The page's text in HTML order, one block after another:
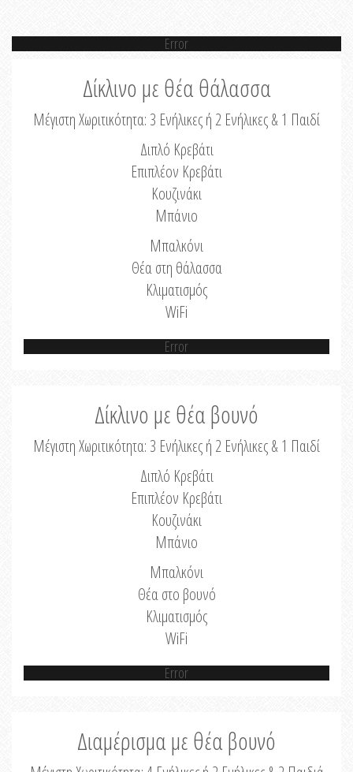
Error
Δίκλινο με θέα θάλασσα
Μέγιστη Χωριτικότητα: 3 Ενήλικες ή 2 Ενήλικες & 1 Παιδί
Διπλό Κρεβάτι
Επιπλέον Κρεβάτι
Κουζινάκι
Μπάνιο
Μπαλκόνι
Θέα στη θάλασσα
Κλιματισμός
WiFi
Error
Δίκλινο με θέα βουνό
Μέγιστη Χωριτικότητα: 3 Ενήλικες ή 2 Ενήλικες & 1 Παιδί
Διπλό Κρεβάτι
Επιπλέον Κρεβάτι
Κουζινάκι
Μπάνιο
Μπαλκόνι
Θέα στο βουνό
Κλιματισμός
WiFi
Error
Διαμέρισμα με θέα βουνό